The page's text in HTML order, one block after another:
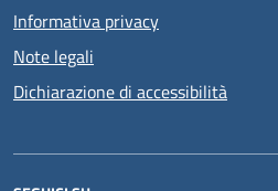
Informativa privacy
Note legali
Dichiarazione di accessibilità